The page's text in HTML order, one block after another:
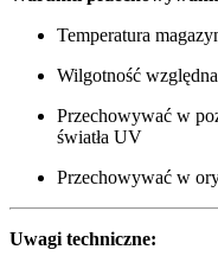
Temperatura
Wilgotność
Przechowywać w
światła UV
Przechowywać w
Uwagi techniczne: